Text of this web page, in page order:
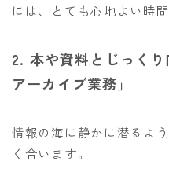
には、とても心地よい時
2. 本や資料とじっく
アーカイブ業務」
情報の海に静かに潜るよ
く合います。